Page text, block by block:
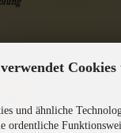
und ähnliche
ordentliche
AGB